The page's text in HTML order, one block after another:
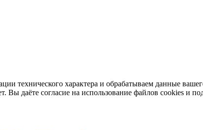
технического характера и обрабатываем данные
даёте согласие на использование файлов cookies и